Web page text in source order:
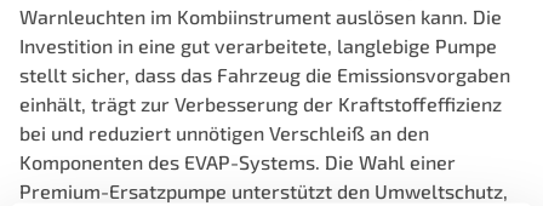
Warnleuchten im Kombiinstrument auslösen kann. Die
Investition in eine gut verarbeitete, langlebige Pumpe
stellt sicher, dass das Fahrzeug die Emissionsvorgaben
einhält, trägt zur Verbesserung der Kraftstoffeffizienz
bei und reduziert unnötigen Verschleiß an den
Komponenten des EVAP-Systems. Die Wahl einer
Premium-Ersatzpumpe unterstützt den Umweltschutz,